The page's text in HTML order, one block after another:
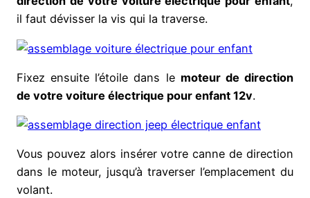
il faut dévisser la vis qui la traverse.
Fixez ensuite l’étoile dans le moteur de direction
de votre voiture électrique pour enfant 12v.
Vous pouvez alors insérer votre canne de direction
dans le moteur, jusqu’à traverser l’emplacement du
volant.